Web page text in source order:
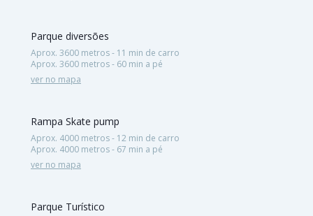
Parque diversões
Aprox. 3600 metros - 11 min de carro
Aprox. 3600 metros - 60 min a pé
ver no mapa
Rampa Skate pump
Aprox. 4000 metros - 12 min de carro
Aprox. 4000 metros - 67 min a pé
ver no mapa
Parque Turístico